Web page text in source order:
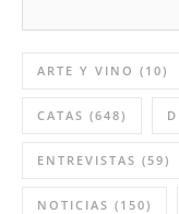
ARTE Y VINO (10)
CATAS (648)
ENTREVISTAS (59)
NOTICIAS (150)